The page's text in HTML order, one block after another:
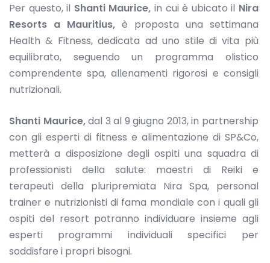
Per questo, il Shanti Maurice, in cui è ubicato il Nira
Resorts a Mauritius,è proposta una settimana
Health & Fitness, dedicata ad uno stile di vita più
equilibrato, seguendo un programma olistico
comprendente spa, allenamenti rigorosi e consigli
nutrizionali.
Shanti Maurice,dal 3 al 9 giugno 2013, in partnership
con gli esperti di fitness e alimentazione di SP&Co,
metterà a disposizione degli ospiti una squadra di
professionisti della salute: maestri di Reiki e
terapeuti della pluripremiata Nira Spa, personal
trainer e nutrizionisti di fama mondiale con i quali gli
ospiti del resort potranno individuare insieme agli
esperti programmi individuali specifici per
soddisfare i propri bisogni.